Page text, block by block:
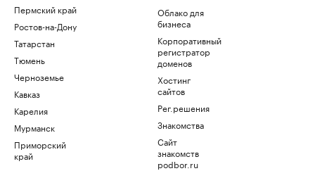
Пермский край
Ростов-на-Дону
Татарстан
Тюмень
Черноземье
Кавказ
Карелия
Мурманск
Приморский
край
Облако для
бизнеса
Корпоративный
регистратор
доменов
Хостинг
сайтов
Рег.решения
Знакомства
Сайт
знакомств
podbor.ru